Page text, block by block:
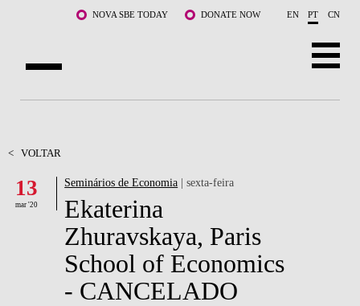
Saltar para o conteúdo principalNOVA SBE TODAY DONATE NOW EN PT CN
DOCENTES E INVESTIGAÇÃO
COMUNIDADE
LIFE AT NOVA SBE
WHAT'S HAPPENING
< VOLTAR
13
mar '20
Seminários de Economia | sexta-feira
Ekaterina
Zhuravskaya, Paris
School of Economics
- CANCELADO